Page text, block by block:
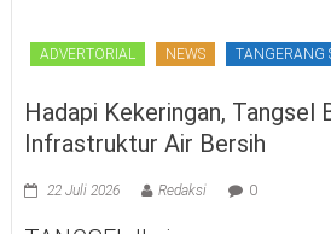
ADVERTORIAL NEWS TANGERANG
Hadapi Kekeringan, Tangsel
Infrastruktur Air Bersih
22 Juli 2026 Redaksi 0